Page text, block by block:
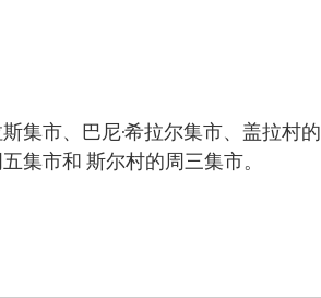
集市、巴尼·希拉尔集市、盖拉村的
集市和 斯尔村的周三集市。